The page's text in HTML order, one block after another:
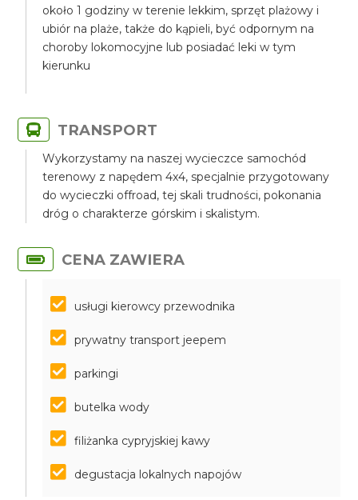
około 1 godziny w terenie lekkim, sprzęt plażowy i
ubiór na plaże, także do kąpieli, być odpornym na
choroby lokomocyjne lub posiadać leki w tym
kierunku
TRANSPORT
Wykorzystamy na naszej wycieczce samochód
terenowy z napędem 4x4, specjalnie przygotowany
do wycieczki offroad, tej skali trudności, pokonania
dróg o charakterze górskim i skalistym.
CENA ZAWIERA
usługi kierowcy przewodnika
prywatny transport jeepem
parkingi
butelka wody
filiżanka cypryjskiej kawy
degustacja lokalnych napojów